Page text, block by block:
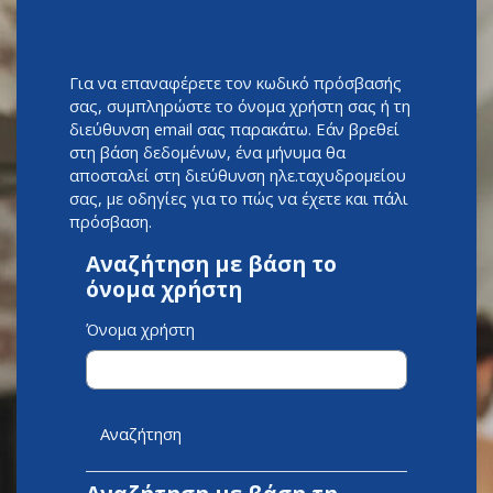
Μετάβαση στο κεντρικό περιεχόμενο
Για να επαναφέρετε τον κωδικό πρόσβασής
σας, συμπληρώστε το όνομα χρήστη σας ή τη
διεύθυνση email σας παρακάτω. Εάν βρεθεί
στη βάση δεδομένων, ένα μήνυμα θα
αποσταλεί στη διεύθυνση ηλε.ταχυδρομείου
σας, με οδηγίες για το πώς να έχετε και πάλι
πρόσβαση.
Αναζήτηση με βάση το όνομα χρήστη
Αναζήτηση με βάση το
όνομα χρήστη
Όνομα χρήστη